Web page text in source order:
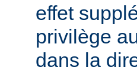
effet
privilège
dans la